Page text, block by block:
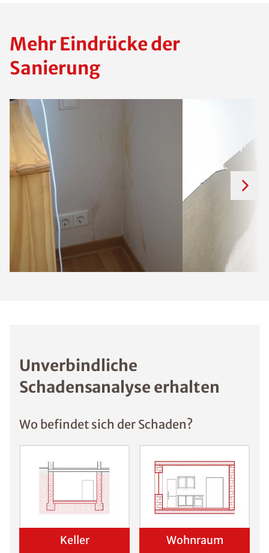
Mehr Eindrücke der
Sanierung
Unverbindliche
Schadensanalyse erhalten
Wo befindet sich der Schaden?
Keller Wohnraum